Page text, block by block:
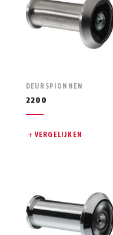
DEURSPIONNEN
2200
VERGELIJKEN